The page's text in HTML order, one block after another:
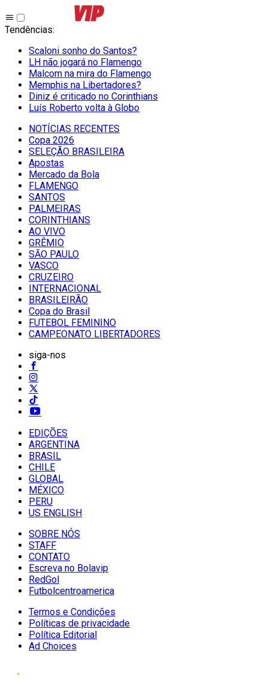
Tendências:
Scaloni sonho do Santos?
LH não jogará no Flamengo
Malcom na mira do Flamengo
Memphis na Libertadores?
Diniz é criticado no Corinthians
Luís Roberto volta à Globo
NOTÍCIAS RECENTES
Copa 2026
SELEÇÃO BRASILEIRA
Apostas
Mercado da Bola
FLAMENGO
SANTOS
PALMEIRAS
CORINTHIANS
AO VIVO
GRÊMIO
SĀO PAULO
VASCO
CRUZEIRO
INTERNACIONAL
BRASILEIRÃO
Copa do Brasil
FUTEBOL FEMININO
CAMPEONATO LIBERTADORES
siga-nos
EDIÇÕES
ARGENTINA
BRASIL
CHILE
GLOBAL
MÉXICO
PERU
US ENGLISH
SOBRE NÓS
STAFF
CONTATO
Escreva no Bolavip
RedGol
Futbolcentroamerica
Termos e Condições
Políticas de privacidade
Política Editorial
Ad Choices